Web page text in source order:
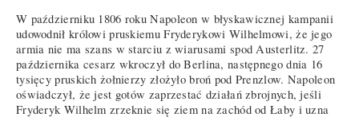
W październiku 1806 roku Napoleon w błyskawicznej kampanii
udowodnił królowi pruskiemu Fryderykowi Wilhelmowi, że jego
armia nie ma szans w starciu z wiarusami spod Austerlitz. 27
października cesarz wkroczył do Berlina, następnego dnia 16
tysięcy pruskich żołnierzy złożyło broń pod Prenzlow. Napoleon
oświadczył, że jest gotów zaprzestać działań zbrojnych, jeśli
Fryderyk Wilhelm zrzeknie się ziem na zachód od Łaby i uzna